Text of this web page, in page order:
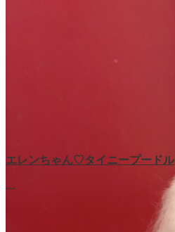
エレンちゃん♡タイニープードル